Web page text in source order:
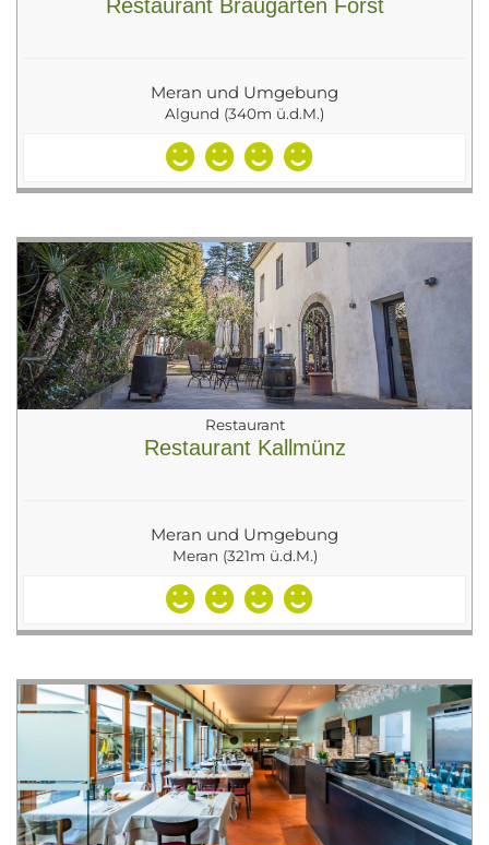
Restaurant Braugarten Forst
Meran und Umgebung
Algund (340m ü.d.M.)
Restaurant
Restaurant Kallmünz
Meran und Umgebung
Meran (321m ü.d.M.)